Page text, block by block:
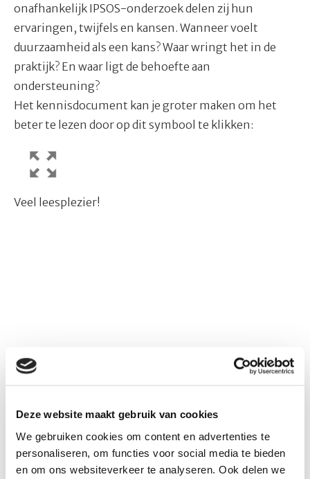
Deze website maakt gebruik van cookies
We gebruiken cookies om content en advertenties te
personaliseren, om functies voor social media te bieden
en om ons websiteverkeer te analyseren. Ook delen we
onafhankelijk IPSOS-onderzoek delen zij hun
ervaringen, twijfels en kansen. Wanneer voelt
duurzaamheid als een kans? Waar wringt het in de
praktijk? En waar ligt de behoefte aan
ondersteuning?
Het kennisdocument kan je groter maken om het
beter te lezen door op dit symbool te klikken:
Veel leesplezier!